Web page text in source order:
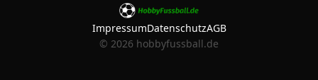
ImpressumDatenschutzAGB
© 2026 hobbyfussball.de